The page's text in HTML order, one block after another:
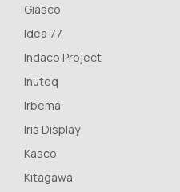
Giasco
Idea 77
Indaco Project
Inuteq
Irbema
Iris Display
Kasco
Kitagawa